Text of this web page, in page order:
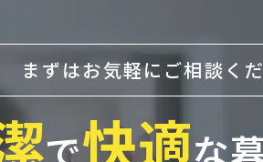
まずはお気軽にご相談く
で快適な